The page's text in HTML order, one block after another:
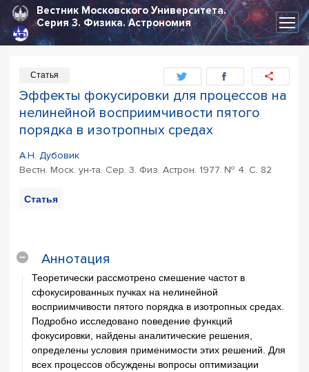
Вестник Московского Университета.
Серия 3. Физика. Астрономия
Статья
Эффекты фокусировки для процессов на
нелинейной восприимчивости пятого
порядка в изотропных средах
А.Н. Дубовик
Вестн. Моск. ун-та. Сер. 3. Физ. Астрон. 1977. № 4. С. 82
Статья
Аннотация
Теоретически рассмотрено смешение частот в
сфокусированных пучках на нелинейной
восприимчивости пятого порядка в изотропных средах.
Подробно исследовано поведение функций
фокусировки, найдены аналитические решения,
определены условия применимости этих решений. Для
всех процессов обсуждены вопросы оптимизации